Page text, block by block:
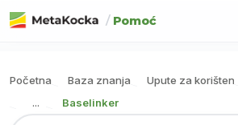
/ Pomoć
Početna Baza znanja Upute za korištenje
...
Baselinker